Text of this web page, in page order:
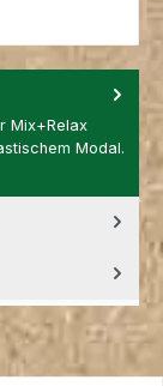
Mix+Relax
Modal.